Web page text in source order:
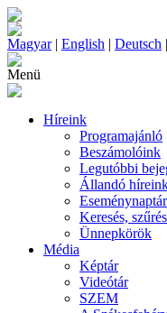
Magyar| English | Deutsch |
Menü
Híreink
Programajánló
Beszámolóink
Legutóbbi
Állandó
Eseménynaptár
Keresés, szűrés
Ünnepkörök
Média
Képtár
Videótár
SZEM